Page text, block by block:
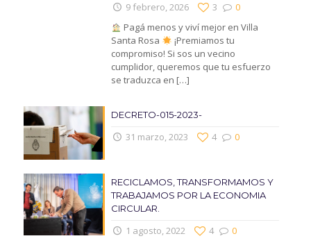
9 febrero, 2026 0
3
Pagá menos y viví mejor en Villa
Santa Rosa
¡Premiamos tu
compromiso! Si sos un vecino
cumplidor, queremos que tu esfuerzo
se traduzca en […]
DECRETO-015-2023-
31 marzo, 2023 0
4
RECICLAMOS, TRANSFORMAMOS Y
TRABAJAMOS POR LA ECONOMIA
CIRCULAR.
1 agosto, 2022 0
4